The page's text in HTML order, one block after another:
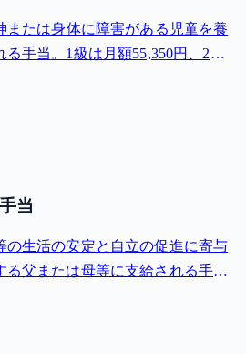
または身体に障害がある児童を養
手当。1級は月額55,350円、2級
当
の生活の安定と自立の促進に寄与
る父または母等に支給される手